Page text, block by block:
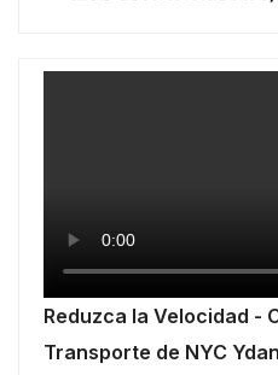
Reduzca la Velocidad -
Transporte de NYC